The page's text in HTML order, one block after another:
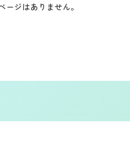
ジはありません。